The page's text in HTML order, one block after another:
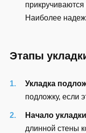
Наиболее
Этапы
Укладка
подложку, если
Начало укладки
длинной стены